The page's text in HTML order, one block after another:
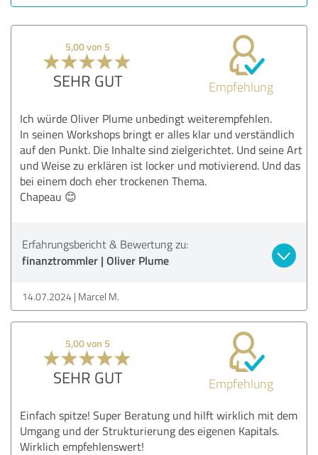
5,00 von 5
SEHR GUT Empfehlung
Ich würde Oliver Plume unbedingt weiterempfehlen.
In seinen Workshops bringt er alles klar und verständlich
auf den Punkt. Die Inhalte sind zielgerichtet. Und seine Art
und Weise zu erklären ist locker und motivierend. Und das
bei einem doch eher trockenen Thema.
Chapeau 😊
Erfahrungsbericht & Bewertung zu:
finanztrommler | Oliver Plume
14.07.2024 Marcel M.
5,00 von 5
SEHR GUT Empfehlung
Einfach spitze! Super Beratung und hilft wirklich mit dem
Umgang und der Strukturierung des eigenen Kapitals.
Wirklich empfehlenswert!